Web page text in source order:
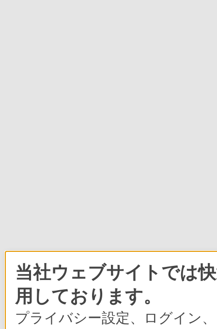
当社ウェブサイトでは
用しております。
プライバシー設定、ログイン